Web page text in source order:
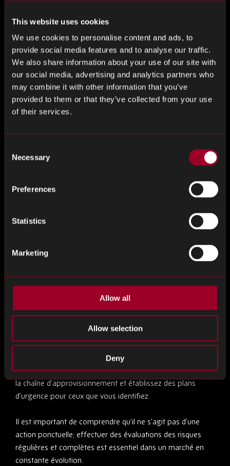
This website uses cookies
We use cookies to personalise content and ads, to
provide social media features and to analyse our traffic.
We also share information about your use of our site with
our social media, advertising and analytics partners who
may combine it with other information that you’ve
provided to them or that they’ve collected from your use
of their services.
Selection
Necessary
Preferences
Statistics
Marketing
Allow all
Allow selection
Deny
vous sachiez tous les deux de quels composants vous
aurez besoin et quand, bien à l’avance.
Réduisez les coûts dans la mesure du possible pour
améliorer les flux de trésorerie
Même lorsque les bénéfices ne sont pas régulièrement
réalisés, les entreprises ont encore des paiements à
d’approvisionnement résiliente afin que les factures, les
salaires et autres coûts soient toujours pris en charge dans
d’approvisionnement et voit où les coupes peuvent être
effectuées. Par exemple, détenir des stocks excédentaires
améliorera votre flux de trésorerie et réduira les coûts de
Étaits des risques approfondies et régulières
Afin de construire une chaîne d’approvisionnement
résiliente, vous devez vous assurer que vous êtes
pleinement conscient de tous les risques qui pourraient
remettre en question le fonctionnement de votre
entreprise. Cartographiez tous les risques potentiels pour
la chaîne d’approvisionnement et établissez des plans
d’urgence pour ceux que vous identifiez.
Il est important de comprendre qu’il ne s’agit pas d’une
action ponctuelle; effectuer des évaluations des risques
régulières et complètes est essentiel dans un marché en
constante évolution.